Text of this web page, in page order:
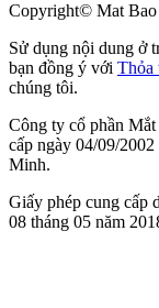
Copyright© Mat Bao
Sử dụng nội dung ở
bạn đồng ý với Thỏa
chúng tôi.
Công ty cổ phần
cấp ngày 04/09/
Minh.
Giấy phép cung cấp
08 tháng 05 năm